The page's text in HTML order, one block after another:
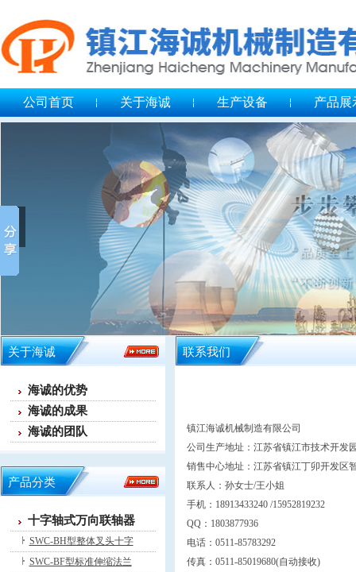
公司首页 关于海诚 生产设备 产品展
关于海诚
海诚的优势
海诚的成果
海诚的团队
产品分类
十字轴式万向联轴器
SWC-BH型整体叉头十字
SWC-BF型标准伸缩法兰
联系我们
镇江海诚机械制造有限公司
公司生产地址：江苏省镇江市技术开发
销售中心地址：江苏省镇江丁卯开发区
联系人：孙女士/王小姐
手机：18913433240 /15952819232
QQ：1803877936
电话：0511-85783292
传真：0511-85019680(自动接收)